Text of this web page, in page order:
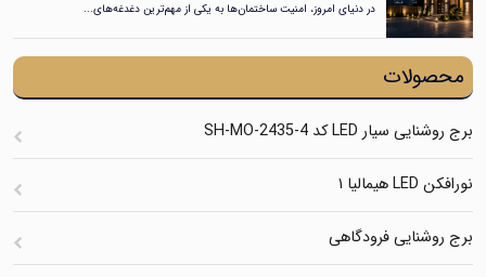
در دنیای امروز، امنیت ساختمان‌ها به یکی از مهم‌ترین دغدغه‌های...
محصولات
برج روشنایی سیار LED کد SH-MO-2435-4
نورافکن LED هیمالیا ۱
برج روشنایی فرودگاهی